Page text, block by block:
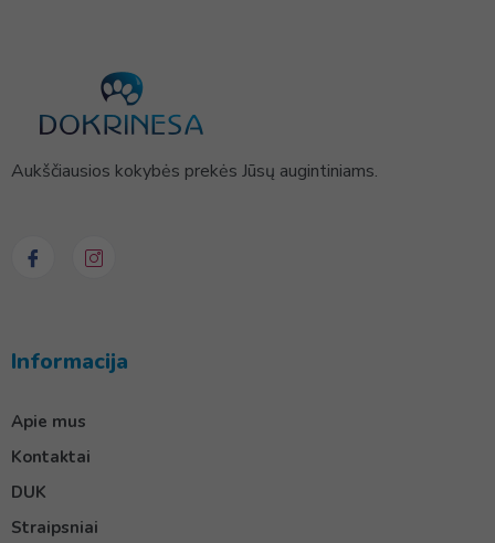
Aukščiausios kokybės prekės Jūsų augintiniams.
Informacija
Apie mus
Kontaktai
DUK
Straipsniai